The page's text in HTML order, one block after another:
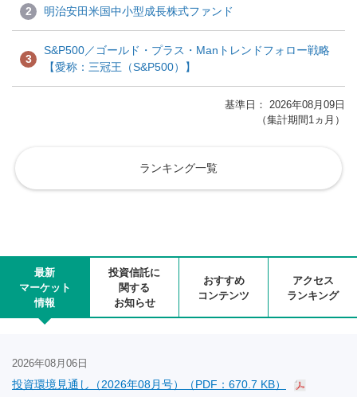
2 明治安田米国中小型成長株式ファンド
3
S&P500／ゴールド・プラス・Manトレンドフォロー戦略
【愛称：三冠王（S&P500）】
基準日： 2026年08月09日
（集計期間1ヵ月）
ランキング一覧
最新
マーケット
情報
投資信託に
関する
お知らせ
おすすめ
コンテンツ
アクセス
ランキング
2026年08月06日
投資環境見通し（2026年08月号）（PDF：670.7 KB）